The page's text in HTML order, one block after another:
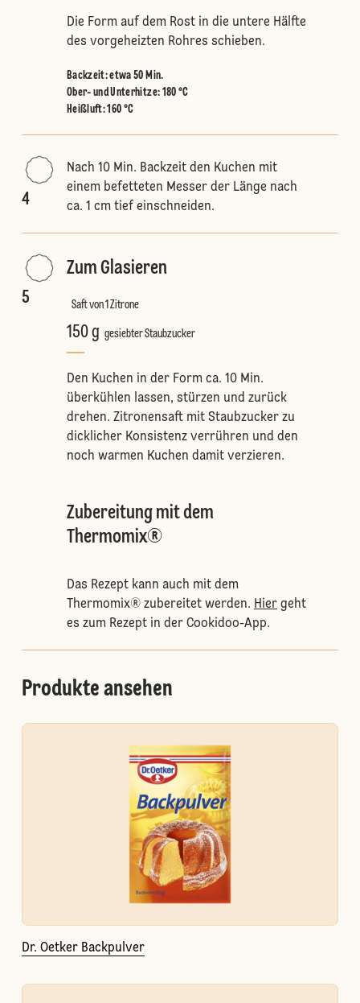
Die Form auf dem Rost in die untere Hälfte
des vorgeheizten Rohres schieben.
Backzeit: etwa 50 Min.
Ober- und Unterhitze: 180 °C
Heißluft:160 °C
4
Nach 10 Min. Backzeit den Kuchen mit
einem befetteten Messer der Länge nach
ca. 1 cm tief einschneiden.
5
Zum Glasieren
Saft von 1 Zitrone
150 g gesiebter Staubzucker
Den Kuchen in der Form ca. 10 Min.
überkühlen lassen, stürzen und zurück
drehen. Zitronensaft mit Staubzucker zu
dicklicher Konsistenz verrühren und den
noch warmen Kuchen damit verzieren.
Zubereitung mit dem
Thermomix®
Das Rezept kann auch mit dem
Thermomix® zubereitet werden. Hiergeht
es zum Rezept in der Cookidoo-App.
Produkte ansehen
Dr. Oetker Backpulver